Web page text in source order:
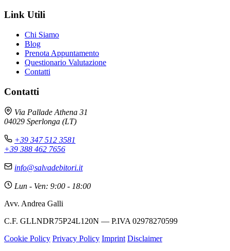
Link Utili
Chi Siamo
Blog
Prenota Appuntamento
Questionario Valutazione
Contatti
Contatti
Via Pallade Athena 31
04029 Sperlonga (LT)
+39 347 512 3581
+39 388 462 7656
info@salvadebitori.it
Lun - Ven: 9:00 - 18:00
Avv. Andrea Galli
C.F. GLLNDR75P24L120N — P.IVA 02978270599
Cookie Policy Privacy Policy Imprint Disclaimer